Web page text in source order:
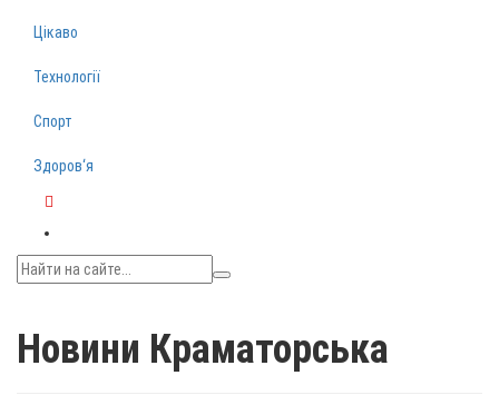
Цікаво
Технології
Спорт
Здоров‘я
Новини Краматорська